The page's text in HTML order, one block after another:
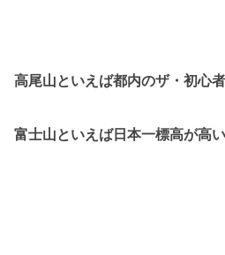
高尾山といえば都内のザ・初心者
富士山といえば日本一標高が高